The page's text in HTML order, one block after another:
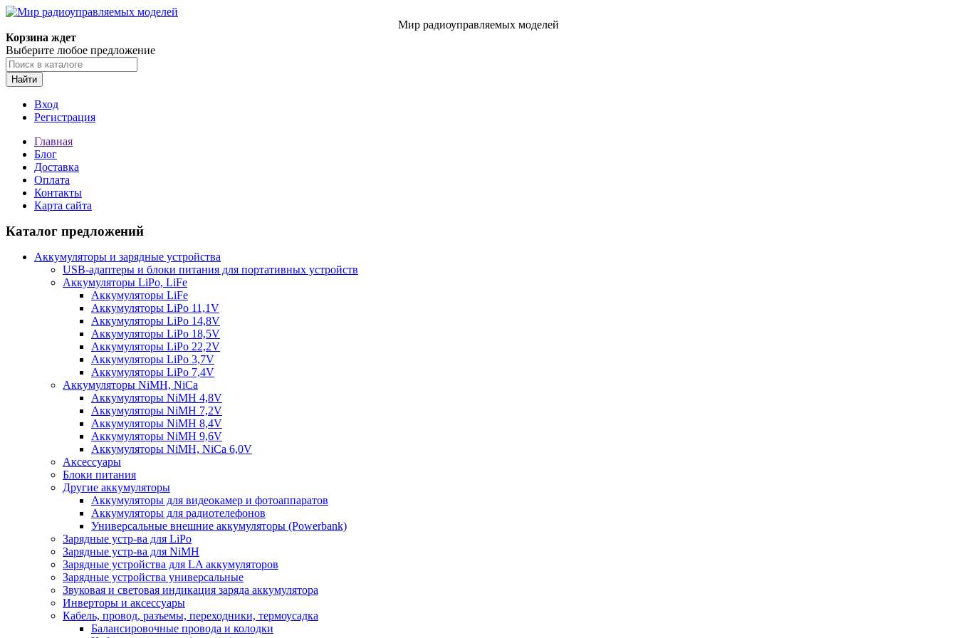
Мир радиоуправляемых моделей
Корзина ждет
Выберите любое предложение
Найти
Вход
Регистрация
Главная
Блог
Доставка
Оплата
Контакты
Карта сайта
Каталог предложений
Аккумуляторы и зарядные устройства
USB-адаптеры и блоки питания для портативных устройств
Аккумуляторы LiPo, LiFe
Аккумуляторы LiFe
Аккумуляторы LiPo 11,1V
Аккумуляторы LiPo 14,8V
Аккумуляторы LiPo 18,5V
Аккумуляторы LiPo 22,2V
Аккумуляторы LiPo 3,7V
Аккумуляторы LiPo 7,4V
Аккумуляторы NiMH, NiCa
Аккумуляторы NiMH 4,8V
Аккумуляторы NiMH 7,2V
Аккумуляторы NiMH 8,4V
Аккумуляторы NiMH 9,6V
Аккумуляторы NiMH, NiCa 6,0V
Аксессуары
Блоки питания
Другие аккумуляторы
Аккумуляторы для видеокамер и фотоаппаратов
Аккумуляторы для радиотелефонов
Универсальные внешние аккумуляторы (Powerbank)
Зарядные устр-ва для LiPo
Зарядные устр-ва для NiMH
Зарядные устройства для LA аккумуляторов
Зарядные устройства универсальные
Звуковая и световая индикация заряда аккумулятора
Инверторы и аксессуары
Кабель, провод, разъемы, переходники, термоусадка
Балансировочные провода и колодки